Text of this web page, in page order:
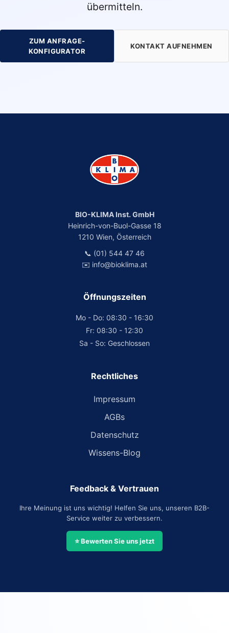
übermitteln.
ZUM ANFRAGE-
KONFIGURATOR
KONTAKT AUFNEHMEN
BIO-KLIMA Inst. GmbH
Heinrich-von-Buol-Gasse 18
1210 Wien, Österreich
📞 (01) 544 47 46
✉️ info@bioklima.at
Öffnungszeiten
Mo - Do: 08:30 - 16:30
Fr: 08:30 - 12:30
Sa - So: Geschlossen
Rechtliches
Impressum
AGBs
Datenschutz
Wissens-Blog
Feedback & Vertrauen
Ihre Meinung ist uns wichtig! Helfen Sie uns, unseren B2B-
Service weiter zu verbessern.
⭐ Bewerten Sie uns jetzt